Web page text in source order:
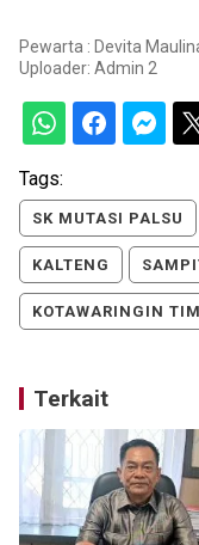
Pewarta : Devita
Uploader: Admin 2
Tags:
SK MUTASI PALSU
KALTENG
KOTAWARINGIN
Terkait